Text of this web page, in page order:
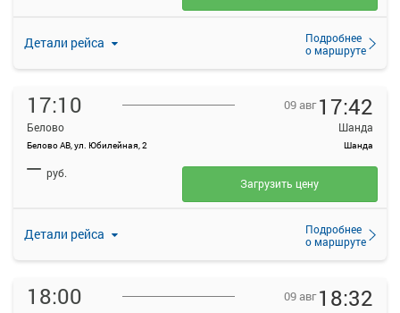
Детали рейса
Подробнее
о маршруте
17:10
Белово
Белово АВ, ул. Юбилейная, 2
09 авг 17:42
Шанда
Шанда
Детали рейса
Подробнее
о маршруте
— руб.
Загрузить цену
18:00 09 авг 18:32